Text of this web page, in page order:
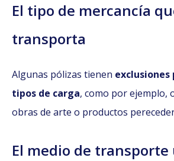
El tipo de mercancía
transporta
Algunas pólizas tienen
tipos de carga, como por ejemplo,
obras de arte o productos
El medio de